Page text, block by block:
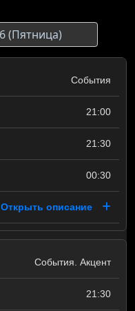
События
21:00
21:30
00:30
Открыть описание
События. Акцент
21:30